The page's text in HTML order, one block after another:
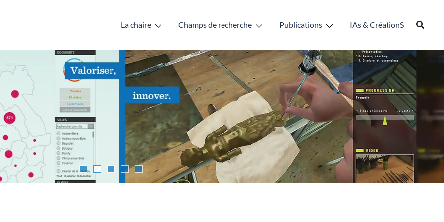
La chaire Champs de recherche Publications IAs & CréationS